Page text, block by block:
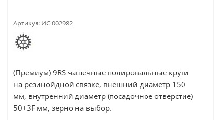
Артикул: ИС 002982
(Премиум) 9RS чашечные полировальные круги
на резинойдной связке, внешний диаметр 150
мм, внутренний диаметр (посадочное отверстие)
50+3F мм, зерно на выбор.